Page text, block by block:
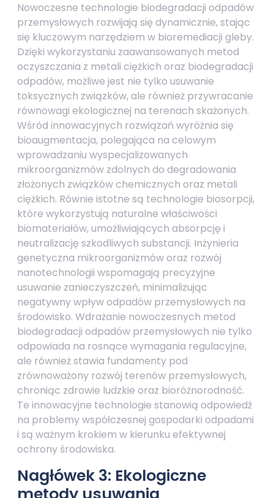
Nowoczesne technologie biodegradacji odpadów
przemysłowych rozwijają się dynamicznie, stając
się kluczowym narzędziem w bioremediacji gleby.
Dzięki wykorzystaniu zaawansowanych metod
oczyszczania z metali ciężkich oraz biodegradacji
odpadów, możliwe jest nie tylko usuwanie
toksycznych związków, ale również przywracanie
równowagi ekologicznej na terenach skażonych.
Wśród innowacyjnych rozwiązań wyróżnia się
bioaugmentacja, polegająca na celowym
wprowadzaniu wyspecjalizowanych
mikroorganizmów zdolnych do degradowania
złożonych związków chemicznych oraz metali
ciężkich. Równie istotne są technologie biosorpcji,
które wykorzystują naturalne właściwości
biomateriałów, umożliwiających absorpcję i
neutralizację szkodliwych substancji. Inżynieria
genetyczna mikroorganizmów oraz rozwój
nanotechnologii wspomagają precyzyjne
usuwanie zanieczyszczeń, minimalizując
negatywny wpływ odpadów przemysłowych na
środowisko. Wdrażanie nowoczesnych metod
biodegradacji odpadów przemysłowych nie tylko
odpowiada na rosnące wymagania regulacyjne,
ale również stawia fundamenty pod
zrównoważony rozwój terenów przemysłowych,
chroniąc zdrowie ludzkie oraz bioróżnorodność.
Te innowacyjne technologie stanowią odpowiedź
na problemy współczesnej gospodarki odpadami
i są ważnym krokiem w kierunku efektywnej
ochrony środowiska.
Nagłówek 3: Ekologiczne